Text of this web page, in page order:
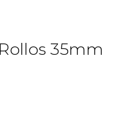
Rollos 35mm